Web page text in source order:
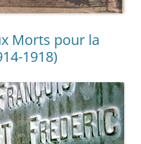
Morts pour la
1918)